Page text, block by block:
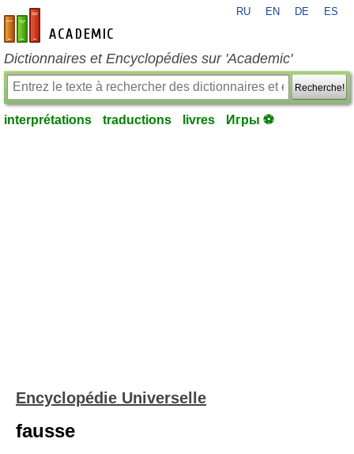
fr-academic.com
RU EN DE ES
Dictionnaires et Encyclopédies sur 'Academic'
Recherche!
interprétations traductions livres Игры ⚽
Encyclopédie Universelle
fausse